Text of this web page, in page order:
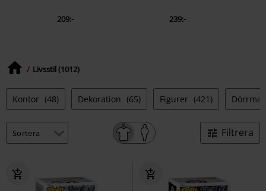
209:- 239:-
Livsstil (1012)
Kontor (48) Dekoration (65) Figurer (421)
Filtrera